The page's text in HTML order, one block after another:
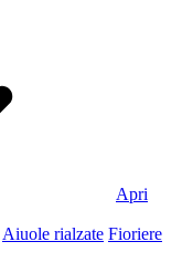
Apri
Aiuole rialzate Fioriere